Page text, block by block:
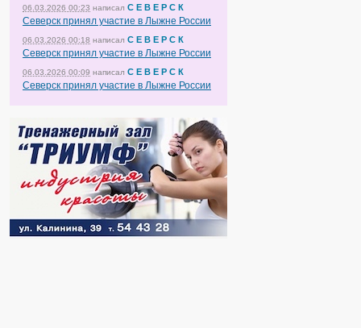
06.03.2026 00:23 написал С Е В Е Р С К
Северск принял участие в Лыжне России
06.03.2026 00:18 написал С Е В Е Р С К
Северск принял участие в Лыжне России
06.03.2026 00:09 написал С Е В Е Р С К
Северск принял участие в Лыжне России